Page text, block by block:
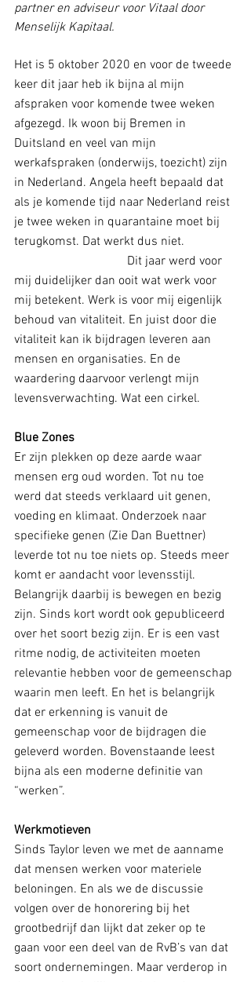
partner en adviseur voor Vitaal door
Menselijk Kapitaal.
Het is 5 oktober 2020 en voor de tweede
keer dit jaar heb ik bijna al mijn
afspraken voor komende twee weken
afgezegd. Ik woon bij Bremen in
Duitsland en veel van mijn
werkafspraken (onderwijs, toezicht) zijn
in Nederland. Angela heeft bepaald dat
als je komende tijd naar Nederland reist
je twee weken in quarantaine moet bij
terugkomst. Dat werkt dus niet.
                                    Dit jaar werd voor
mij duidelijker dan ooit wat werk voor
mij betekent. Werk is voor mij eigenlijk
behoud van vitaliteit. En juist door die
vitaliteit kan ik bijdragen leveren aan
mensen en organisaties. En de
waardering daarvoor verlengt mijn
levensverwachting. Wat een cirkel.
Blue Zones
Er zijn plekken op deze aarde waar
mensen erg oud worden. Tot nu toe
werd dat steeds verklaard uit genen,
voeding en klimaat. Onderzoek naar
specifieke genen (Zie Dan Buettner)
leverde tot nu toe niets op. Steeds meer
komt er aandacht voor levensstijl.
Belangrijk daarbij is bewegen en bezig
zijn. Sinds kort wordt ook gepubliceerd
over het soort bezig zijn. Er is een vast
ritme nodig, de activiteiten moeten
relevantie hebben voor de gemeenschap
waarin men leeft. En het is belangrijk
dat er erkenning is vanuit de
gemeenschap voor de bijdragen die
geleverd worden. Bovenstaande leest
bijna als een moderne definitie van
“werken”.
Werkmotieven
Sinds Taylor leven we met de aanname
dat mensen werken voor materiele
beloningen. En als we de discussie
volgen over de honorering bij het
grootbedrijf dan lijkt dat zeker op te
gaan voor een deel van de RvB’s van dat
soort ondernemingen. Maar verderop in